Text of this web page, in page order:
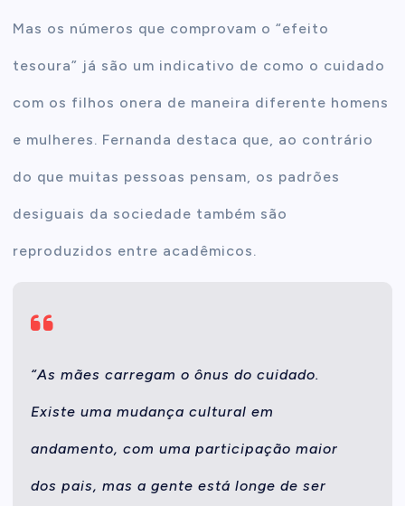
Mas os números que comprovam o “efeito
tesoura” já são um indicativo de como o cuidado
com os filhos onera de maneira diferente homens
e mulheres. Fernanda destaca que, ao contrário
do que muitas pessoas pensam, os padrões
desiguais da sociedade também são
reproduzidos entre acadêmicos.
“As mães carregam o ônus do cuidado.
Existe uma mudança cultural em
andamento, com uma participação maior
dos pais, mas a gente está longe de ser